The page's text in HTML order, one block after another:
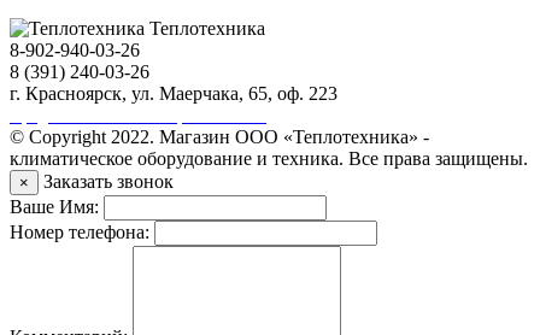
Теплотехника
8-902-940-03-26
8 (391) 240-03-26
г. Красноярск, ул. Маерчака, 65, оф. 223
© Copyright 2022. Магазин ООО «Теплотехника» -
климатическое оборудование и техника. Все права защищены.
×
Заказать звонок
Ваше Имя:
Номер телефона: